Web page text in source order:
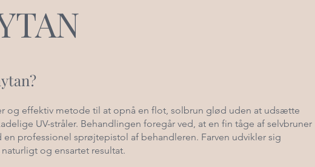
og effektiv metode til at opnå en flot, solbrun glød uden at udsætte
UV-stråler. Behandlingen foregår ved, at en fin tåge af selvbruner
en professionel sprøjtepistol af behandleren. Farven udvikler sig
og ensartet resultat.